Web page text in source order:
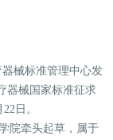
械标准管理中心发
器械国家标准征求
日。
院牵头起草，属于